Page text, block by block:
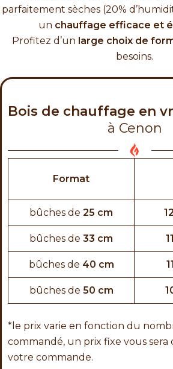
parfaitement sèches (20%
un chauffage efficace et
Profitez d’un large choix de
besoins.
Bois de chauffage en
à Cenon
Format
bûches de 25 cm
bûches de 33 cm
bûches de 40 cm
bûches de 50 cm
*le prix varie en fonction du
commandé, un prix fixe vous sera
votre commande.